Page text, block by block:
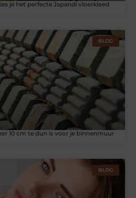
je het perfecte Japandi vloerkleed
BLOG
10 cm te dun is voor je binnenmuur
BLOG